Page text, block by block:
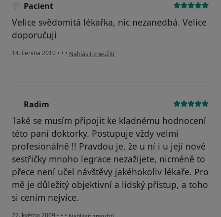
Pacient
Velice svědomitá lékařka, nic nezanedbá. Velice
doporučuji
14. června 2010 • • • podle názoru uživatele Pacient
Nahlásit zneužití
Radim
Také se musím připojit ke kladnému hodnocení
této paní doktorky. Postupuje vždy velmi
profesionálně !! Pravdou je, že u ní i u její nové
sestřičky mnoho legrace nezažijete, nicméně to
přece není učel návštěvy jakéhokoliv lékaře. Pro
mě je důležitý objektivní a lidský přístup, a toho
si cením nejvíce.
podle názoru uživatele Radim